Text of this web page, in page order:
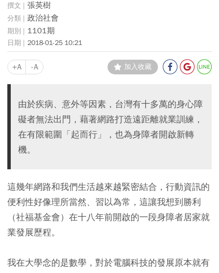
張英樹
政治社會
1101期
2018-01-25 10:21
+A -A 加入收藏
由於疾病、意外等因素，台灣有十多萬的身心障
礙者無法出門，藉著網路打造遠距離就業訓練，
在有限範圍「起而行」，也為身障者開啟新轉
機。
這幾年網路和我們生活越來越緊密結合，行動資訊的
便利性好像理所當然、習以為常，這讓我想到勝利
（社福基金會）在十八年前開啟的一段身障者居家就
業發展歷程。
我在大學念的是數學，對於電腦科技的發展原本就有